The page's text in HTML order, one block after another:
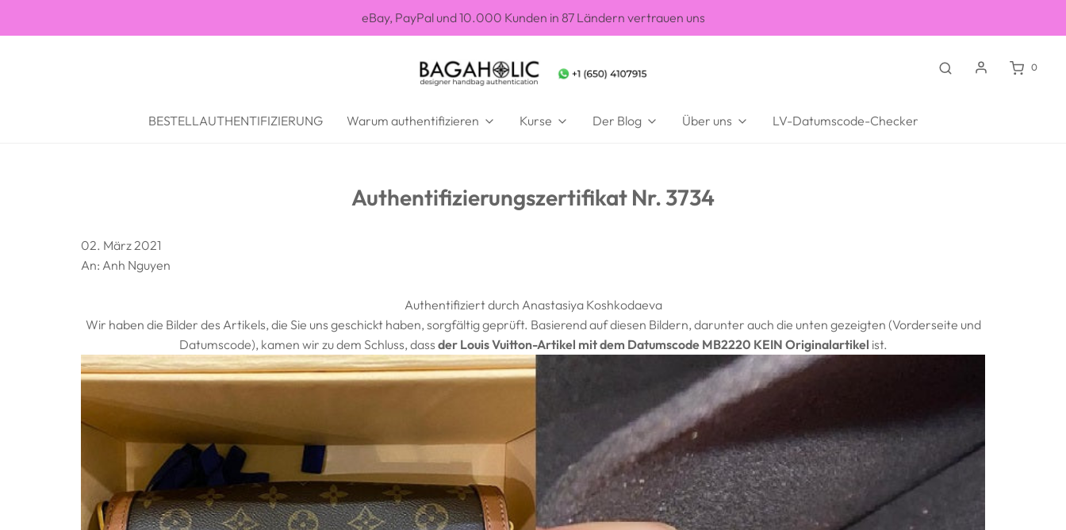
Kurse zu Büchern über die Überprüfung von Luxushandtaschen
0
BESTELLAUTHENTIFIZIERUNG Warum authentifizieren Kurse Der Blog Über uns LV-Datumscode-Checker
Authentifizierungszertifikat Nr. 3734
02. März 2021
An: Anh Nguyen
Authentifiziert durch Anastasiya Koshkodaeva
Wir haben die Bilder des Artikels, die Sie uns geschickt haben, sorgfältig geprüft. Basierend auf diesen Bildern, darunter auch die unten gezeigten (Vorderseite und
Datumscode), kamen wir zu dem Schluss, dass der Louis Vuitton-Artikel mit dem Datumscode MB2220 KEIN Originalartikel ist.